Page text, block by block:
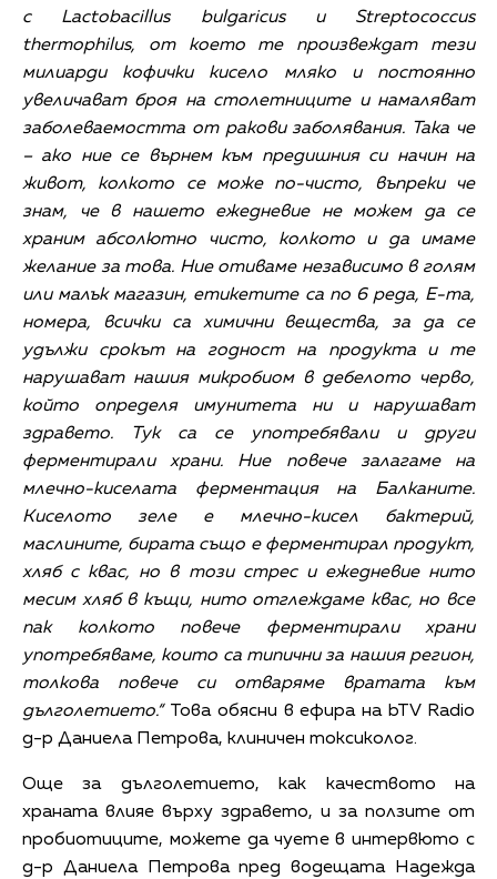
с Lactobacillus bulgaricusи Streptococcus
thermophilus, от което те произвеждат тези
милиарди кофички кисело мляко и постоянно
увеличават броя на столетниците и намаляват
заболеваемостта от ракови заболявания. Така че
– ако ние се върнем към предишния си начин на
живот, колкото се може по-чисто, въпреки че
знам, че в нашето ежедневие не можем да се
храним абсолютно чисто, колкото и да имаме
желание за това. Ние отиваме независимо в голям
или малък магазин, етикетите са по 6 реда, Е-та,
номера, всички са химични вещества, за да се
удължи срокът на годност на продукта и те
нарушават нашия микробиом в дебелото черво,
който определя имунитета ни и нарушават
здравето. Тук са се употребявали и други
ферментирали храни. Ние повече залагаме на
млечно-киселата ферментация на Балканите.
Киселото зеле е млечно-кисел бактерий,
маслините, бирата също е ферментирал продукт,
хляб с квас, но в този стрес и ежедневие нито
месим хляб в къщи, нито отглеждаме квас, но все
пак колкото повече ферментирали храни
употребяваме, които са типични за нашия регион,
толкова повече си отваряме вратата към
дълголетието.“Това обясни в ефира на bTV Radio
д-р Даниела Петрова, клиничен токсиколог.
Още за дълголетието, как качеството на
храната влияе върху здравето, и за ползите от
пробиотиците, можете да чуете в интервюто с
д-р Даниела Петрова пред водещата Надежда